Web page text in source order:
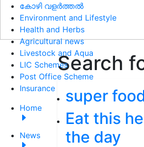
കോഴി വളർത്തൽ
Environment and Lifestyle
Health and Herbs
Agricultural news
Livestock and Aqua
LIC Schemes
Post Office Scheme
Insurance
Home
News
Search
super
Eat this
the day